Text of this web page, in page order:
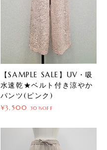
【SAMPLE SALE】UV・吸
水速乾★ベルト付き涼やか
パンツ(ピンク)
¥3,500 30%OFF